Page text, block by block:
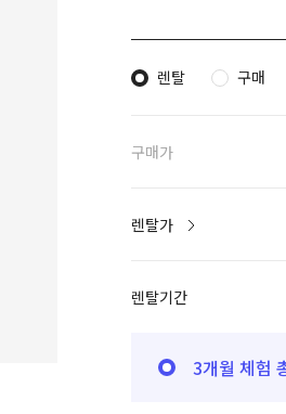
렌탈 구매
구매가
렌탈가
렌탈기간
3개월 체험